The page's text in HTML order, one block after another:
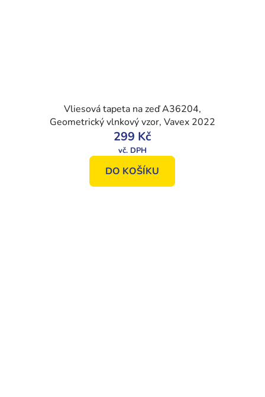
Vliesová tapeta na zeď A36204,
Geometrický vlnkový vzor, Vavex 2022
299 Kč
DO KOŠÍKU